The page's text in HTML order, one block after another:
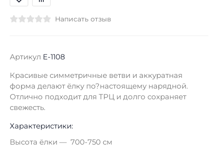
Написать отзыв
Артикул E-1108
Красивые симметричные ветви и аккуратная
форма делают ёлку по?настоящему нарядной.
Отлично подходит для ТРЦ и долго сохраняет
свежесть.
Характеристики:
Высота ёлки
700-750 см